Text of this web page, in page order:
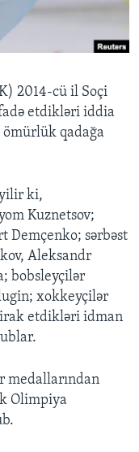
2014-cü il Soçi
etdikləri iddia
ömürlük qadağa
ki,
Kuznetsov;
Demçenko; sərbəst
Aleksandr
bobsleyçilər
xokkeyçilər
etdikləri idman
medallarından
Olimpiya